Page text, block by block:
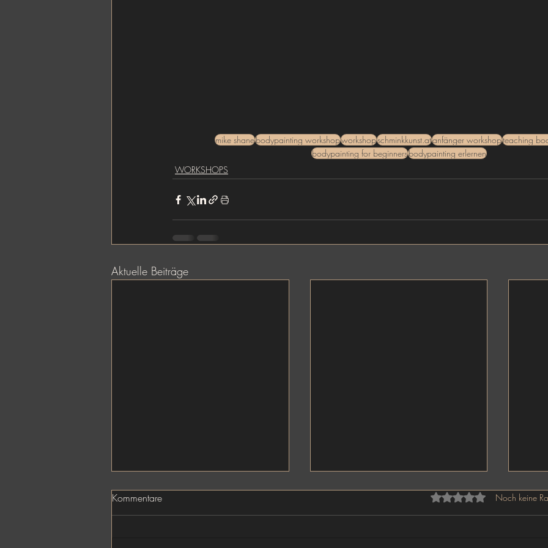
mike shanebodypainting workshopworkshopschminkkunst.atanfänger workshopteaching
bodypainting for beginnersbodypainting erlernen
WORKSHOPS
Aktuelle Beiträge
Kommentare Mit 0 von 5 Sternen
Noch keine